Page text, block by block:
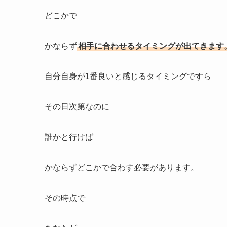
どこかで
かならず相手に合わせるタイミングが出てきます
自分自身が1番良いと感じるタイミングですら
その日次第なのに
誰かと行けば
かならずどこかで合わす必要があります。
その時点で